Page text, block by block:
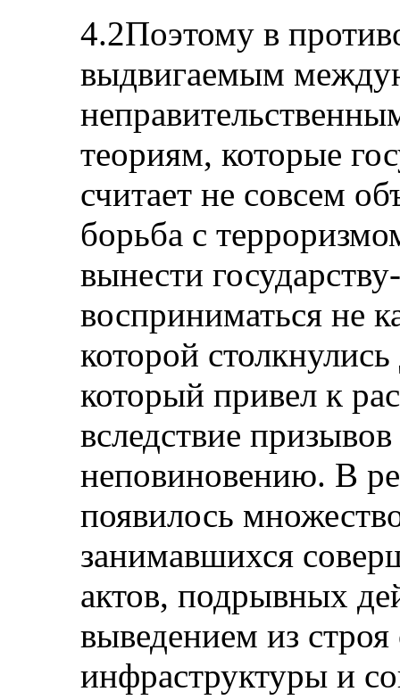
4.2Поэтому в
выдвигаемым
теориям, которые
считает не совсем
борьба с
вынести
восприниматься не
которой
который привел к
вследствие
неповиновению. В
появилось
занимавшихся
актов, подрывных
выведением из строя
инфраструктуры и